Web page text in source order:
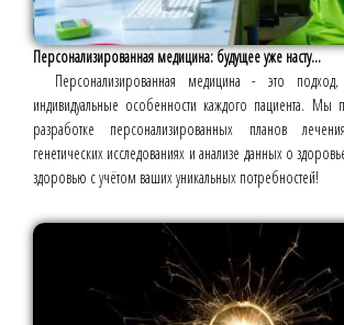
Персонализированная медицина: будущее уже насту...
Персонализированная медицина - это подход,
индивидуальные особенности каждого пациента. Мы
разработке персонализированных планов
генетических исследованиях и анализе данных о
здоровью с учётом ваших уникальных потребностей!